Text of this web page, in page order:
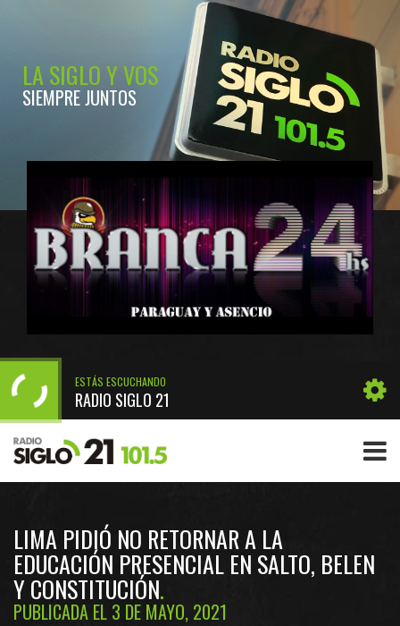
LA SIGLO Y VOS
SIEMPRE JUNTOS
ESTÁS ESCUCHANDO
RADIO SIGLO 21
LIMA PIDIÓ NO RETORNAR A LA
EDUCACIÓN PRESENCIAL EN SALTO, BELEN
Y CONSTITUCIÓN
PUBLICADA EL 3 DE MAYO, 2021